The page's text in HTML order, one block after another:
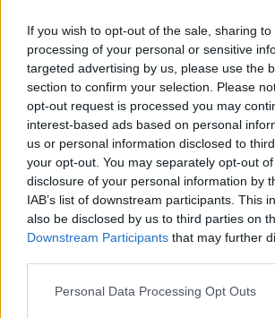
If you wish to opt-out of the sale, sharing
processing of your personal or sensitive
targeted advertising by us, please use the
section to confirm your selection. Please
opt-out request is processed you may
interest-based ads based on personal
us or personal information disclosed to
your opt-out. You may separately opt-out
disclosure of your personal information by
IAB’s list of downstream participants. This
also be disclosed by us to third parties on
Downstream Participants that may further
Please note that this website/app uses one
Personal Data Processing Opt Outs
Η πρώτη είσοδος της ΑΕΚ στο νέο
Λιόσια - Δείτε βίντεο
Ο αρχηγός Δημήτρης Μαυροειδής
στο νέο «σπίτι» της, στο ματς με τη